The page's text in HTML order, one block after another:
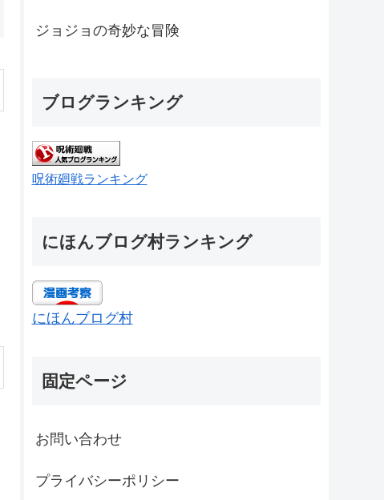
ジョジョの奇妙な冒険
ブログランキング
呪術廻戦ランキング
にほんブログ村ランキング
にほんブログ村
固定ページ
お問い合わせ
プライバシーポリシー